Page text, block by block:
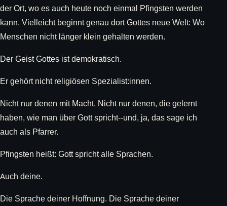
der Ort, wo es auch heute noch einmal Pfingsten werden
kann. Vielleicht beginnt genau dort Gottes neue Welt: Wo
Menschen nicht länger klein gehalten werden.
Der Geist Gottes ist demokratisch.
Er gehört nicht religiösen Spezialist:innen.
Nicht nur denen mit Macht. Nicht nur denen, die gelernt
haben, wie man über Gott spricht--und, ja, das sage ich
auch als Pfarrer.
Pfingsten heißt: Gott spricht alle Sprachen.
Auch deine.
Die Sprache deiner Hoffnung. Die Sprache deiner